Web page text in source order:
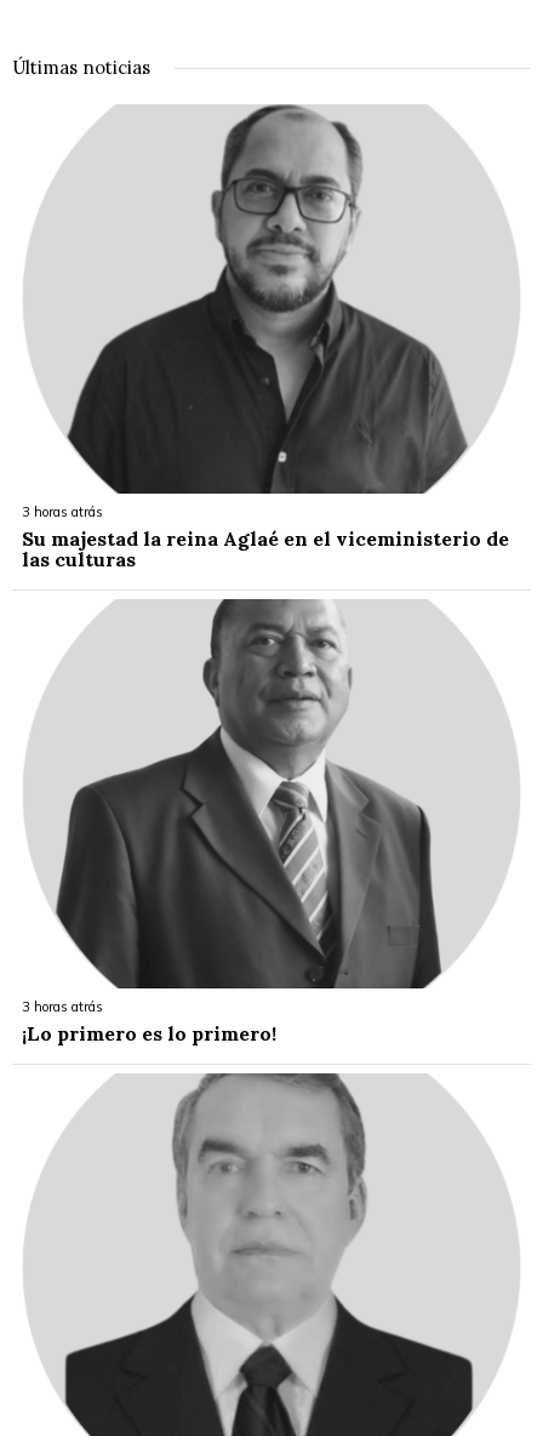
Últimas noticias
3 horas atrás
Su majestad la reina Aglaé en el viceministerio de
las culturas
3 horas atrás
¡Lo primero es lo primero!